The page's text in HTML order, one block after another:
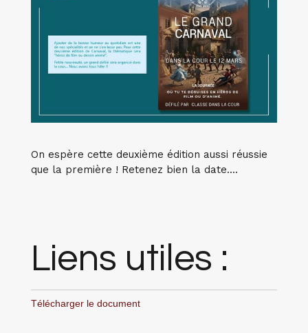
On espère cette deuxième édition aussi réussie
que la première ! Retenez bien la date....
Liens utiles :
Télécharger le document